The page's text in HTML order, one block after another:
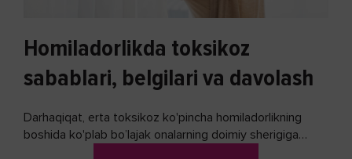
Homiladorlikda toksikoz
sabablari, belgilari va davolash
Darhaqiqat, erta toksikoz ko'pincha homiladorlikning
boshida ko'plab bo’lajak onalarning doimiy sherigiga